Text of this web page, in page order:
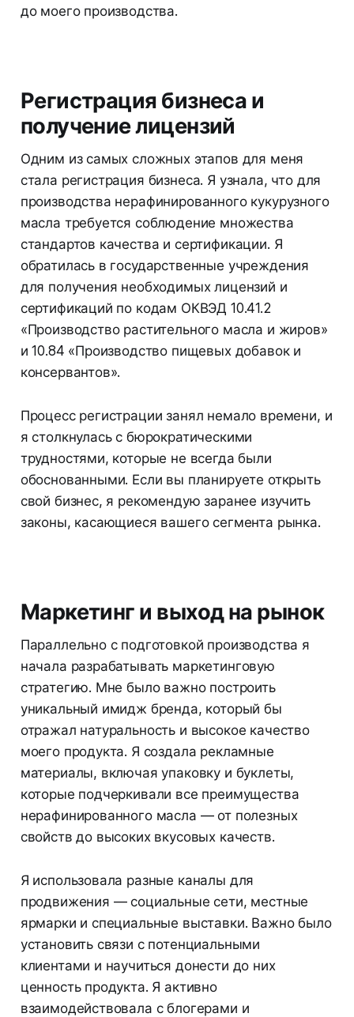
до моего производства.
Регистрация бизнеса и
получение лицензий
Одним из самых сложных этапов для меня
стала регистрация бизнеса. Я узнала, что для
производства нерафинированного кукурузного
масла требуется соблюдение множества
стандартов качества и сертификации. Я
обратилась в государственные учреждения
для получения необходимых лицензий и
сертификаций по кодам ОКВЭД 10.41.2
«Производство растительного масла и жиров»
и 10.84 «Производство пищевых добавок и
консервантов».
Процесс регистрации занял немало времени, и
я столкнулась с бюрократическими
трудностями, которые не всегда были
обоснованными. Если вы планируете открыть
свой бизнес, я рекомендую заранее изучить
законы, касающиеся вашего сегмента рынка.
Маркетинг и выход на рынок
Параллельно с подготовкой производства я
начала разрабатывать маркетинговую
стратегию. Мне было важно построить
уникальный имидж бренда, который бы
отражал натуральность и высокое качество
моего продукта. Я создала рекламные
материалы, включая упаковку и буклеты,
которые подчеркивали все преимущества
нерафинированного масла — от полезных
свойств до высоких вкусовых качеств.
Я использовала разные каналы для
продвижения — социальные сети, местные
ярмарки и специальные выставки. Важно было
установить связи с потенциальными
клиентами и научиться донести до них
ценность продукта. Я активно
взаимодействовала с блогерами и